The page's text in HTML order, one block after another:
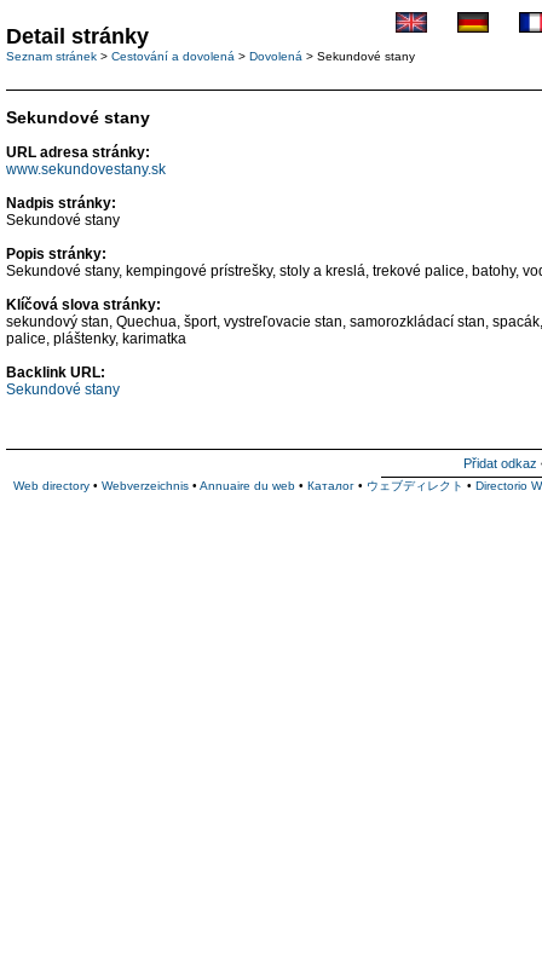
Sekundové stany
URL adresa stránky:
www.sekundovestany.sk
Nadpis stránky:
Sekundové stany
Popis stránky:
Sekundové stany, kempingové prístrešky, stoly a kreslá, trekové palice, batohy,
Klíčová slova stránky:
sekundový stan, Quechua, šport, vystreľovacie stan, samorozkládací stan,
palice, pláštenky, karimatka
Backlink URL:
Sekundové stany
Přidat odkaz
Web directory • Webverzeichnis • Annuaire du web • Каталог • ウェブディレクト • Directorio
Detail stránky
Seznam stránek > Cestování a dovolená > Dovolená > Sekundové stany